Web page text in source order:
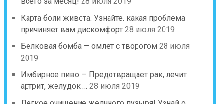
Карта боли живота. Узнайте, какая проблема
причиняет вам дискомфорт 28 июля 2019
Белковая бомба — омлет с творогом 28 июля
2019
Имбирное пиво — Предотвращает рак, лечит
артрит, желудок … 28 июля 2019